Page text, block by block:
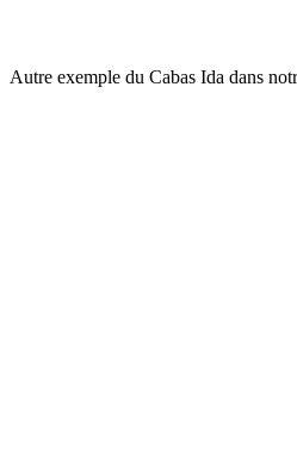
Autre exemple du Cabas Ida dans